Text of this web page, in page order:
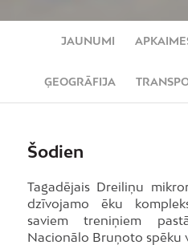
JAUNUMI
ĢEOGRĀFIJA
Šodien
Tagadējais Dreiliņu
dzīvojamo ēku
saviem treniņiem
Nacionālo Bruņoto spēku